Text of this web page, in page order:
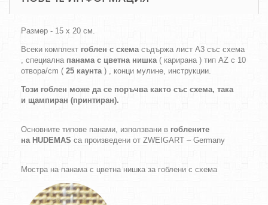
Размер - 15 х 20 см.
Всеки комплект гоблен с схемасъдържа лист А3 със схема
, специална панама с цветна нишка( карирана ) тип AZ с 10
отвора/cm ( 25 каунта) , конци мулине, инструкции.
Този гоблен може да се поръчва както със схема, така
и щампиран (принтиран).
Основните типове панами, използвани в гоблените
на HUDEMAS са произведени от ZWEIGART – Germany
Мостра на панама с цветна нишка за гоблени с схема